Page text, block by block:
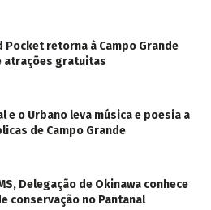
Pocket retorna à Campo Grande
atrações gratuitas
e o Urbano leva música e poesia a
de Campo Grande
Delegação de Okinawa conhece
conservação no Pantanal